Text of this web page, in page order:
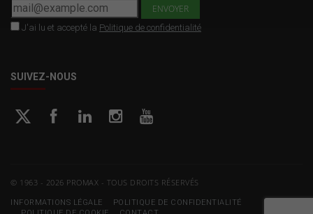
J'ai lu et accepté la Politique de confidentialité
SUIVEZ-NOUS
© 1963 - 2026 PROMAX - TOUS DROITS RÉSERVÉS
INFORMATIONS LÉGALE
POLITIQUE DE CONFIDENTIALITÉ